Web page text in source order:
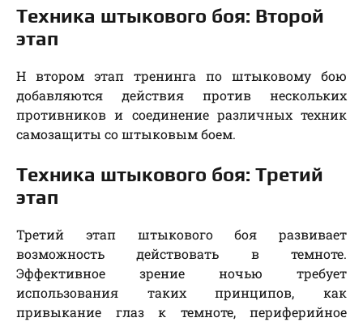
Техника штыкового боя: Второй
этап
Н втором этап тренинга по штыковому бою
добавляются действия против нескольких
противников и соединение различных техник
самозащиты со штыковым боем.
Техника штыкового боя: Третий
этап
Третий этап штыкового боя развивает
возможность действовать в темноте.
Эффективное зрение ночью требует
использования таких принципов, как
привыкание глаз к темноте, периферийное